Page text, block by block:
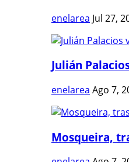
enelarea Jul 27,
Julián
enelarea Ago 7,
Mosqueira,